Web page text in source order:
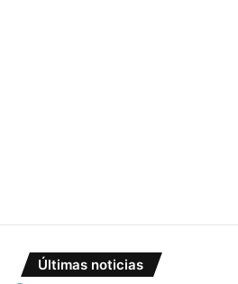
Últimas noticias